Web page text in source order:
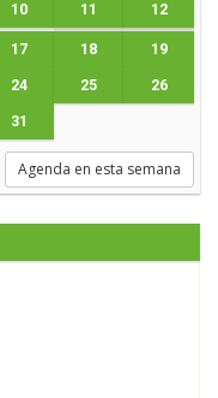
10 11 12
17 18 19
24 25 26
31
Agenda en esta semana